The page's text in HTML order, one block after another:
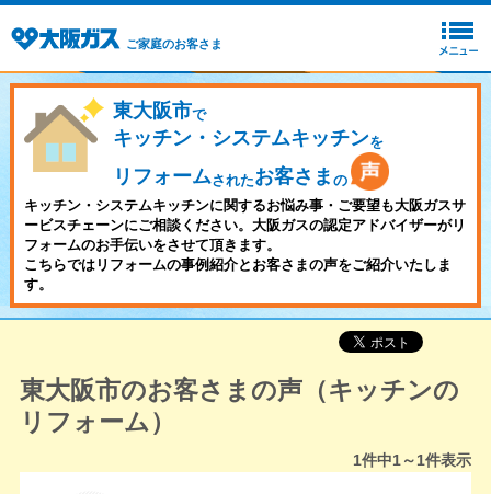
ご家庭のお客さま
東大阪市で
キッチン・システムキッチンを
リフォームされたお客さま の
キッチン・システムキッチンに関するお悩み事・ご要望も大阪ガスサ
ービスチェーンにご相談ください。大阪ガスの認定アドバイザーがリ
フォームのお手伝いをさせて頂きます。
こちらではリフォームの事例紹介とお客さまの声をご紹介いたしま
す。
東大阪市のお客さまの声（キッチンの
リフォーム）
1件中1～1件表示